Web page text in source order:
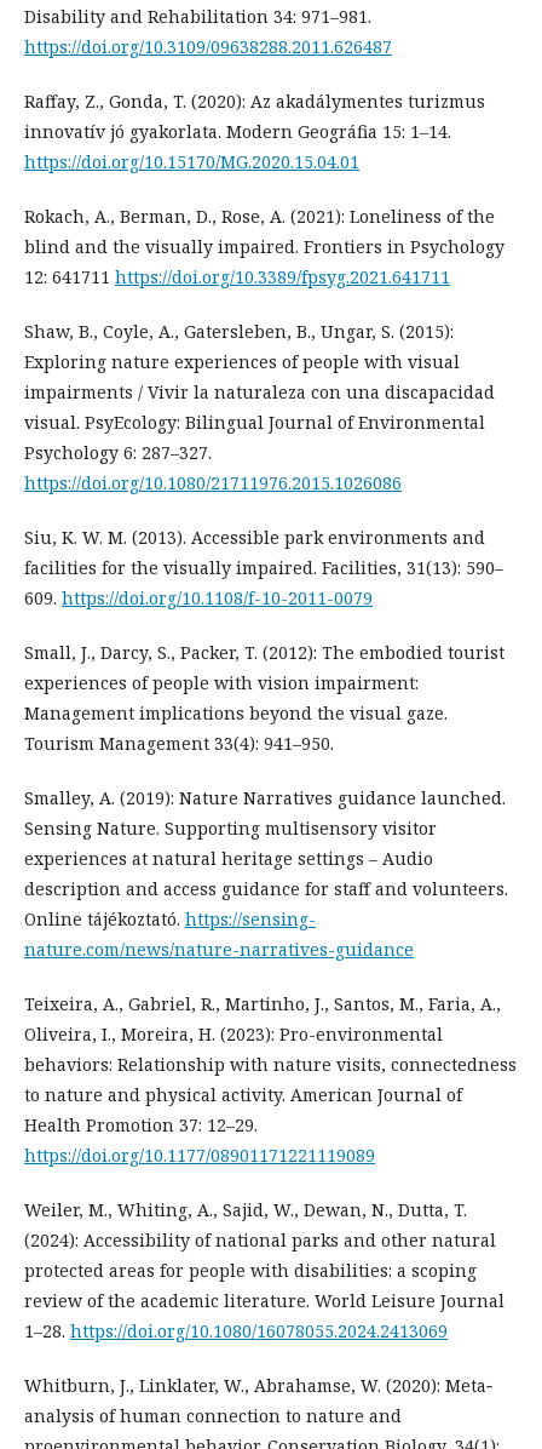
Disability and Rehabilitation 34: 971–981.
https://doi.org/10.3109/09638288.2011.626487
Raffay, Z., Gonda, T. (2020): Az akadálymentes turizmus
innovatív jó gyakorlata. Modern Geográfia 15: 1–14.
https://doi.org/10.15170/MG.2020.15.04.01
Rokach, A., Berman, D., Rose, A. (2021): Loneliness of the
blind and the visually impaired. Frontiers in Psychology
12: 641711 https://doi.org/10.3389/fpsyg.2021.641711
Shaw, B., Coyle, A., Gatersleben, B., Ungar, S. (2015):
Exploring nature experiences of people with visual
impairments / Vivir la naturaleza con una discapacidad
visual. PsyEcology: Bilingual Journal of Environmental
Psychology 6: 287–327.
https://doi.org/10.1080/21711976.2015.1026086
Siu, K. W. M. (2013). Accessible park environments and
facilities for the visually impaired. Facilities, 31(13): 590–
609. https://doi.org/10.1108/f-10-2011-0079
Small, J., Darcy, S., Packer, T. (2012): The embodied tourist
experiences of people with vision impairment:
Management implications beyond the visual gaze.
Tourism Management 33(4): 941–950.
Smalley, A. (2019): Nature Narratives guidance launched.
Sensing Nature. Supporting multisensory visitor
experiences at natural heritage settings – Audio
description and access guidance for staff and volunteers.
Online tájékoztató. https://sensing-
nature.com/news/nature-narratives-guidance
Teixeira, A., Gabriel, R., Martinho, J., Santos, M., Faria, A.,
Oliveira, I., Moreira, H. (2023): Pro-environmental
behaviors: Relationship with nature visits, connectedness
to nature and physical activity. American Journal of
Health Promotion 37: 12–29.
https://doi.org/10.1177/08901171221119089
Weiler, M., Whiting, A., Sajid, W., Dewan, N., Dutta, T.
(2024): Accessibility of national parks and other natural
protected areas for people with disabilities: a scoping
review of the academic literature. World Leisure Journal
1–28. https://doi.org/10.1080/16078055.2024.2413069
Whitburn, J., Linklater, W., Abrahamse, W. (2020): Meta‐
analysis of human connection to nature and